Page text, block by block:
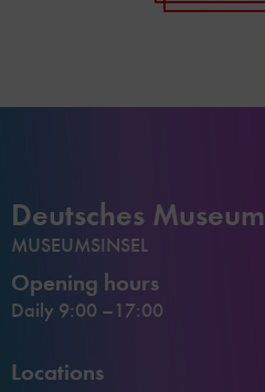
Deutsches Museum
MUSEUMSINSEL
Opening hours
Daily 9:00 –17:00
Locations